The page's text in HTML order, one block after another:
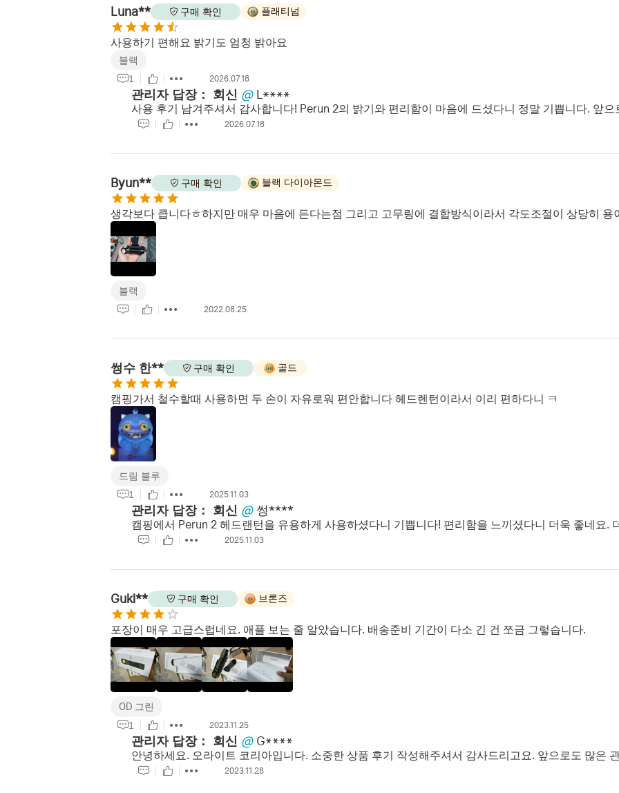
Luna** 구매 확인 플래티넘
사용하기 편해요 밝기도 엄청 밝아요
블랙
1
2026.07.18
관리자 답장： 회신 @ L****
사용 후기 남겨주셔서 감사합니다! Perun 2의 밝기와 편리함이 마음에 드셨다니 정말 기쁩니다. 앞
2026.07.18
Byun** 구매 확인 블랙 다이아몬드
생각보다 큽니다ㅎ하지만 매우 마음에 든다는점 그리고 고무링에 결합방식이라서 각도조절이 상당히 용
블랙
2022.08.25
썽수 한** 구매 확인 골드
캠핑가서 철수할때 사용하면 두 손이 자유로워 편안합니다 헤드렌턴이라서 이리 편하다니 ㅋ
드림 블루
1
2025.11.03
관리자 답장： 회신 @ 썽****
캠핑에서 Perun 2 헤드랜턴을 유용하게 사용하셨다니 기쁩니다! 편리함을 느끼셨다니 더욱 좋네요.
2025.11.03
Guki** 구매 확인 브론즈
포장이 매우 고급스럽네요. 애플 보는 줄 알았습니다. 배송준비 기간이 다소 긴 건 쪼금 그렇습니다.
OD 그린
1
2023.11.25
관리자 답장： 회신 @ G****
안녕하세요. 오라이트 코리아입니다. 소중한 상품 후기 작성해주셔서 감사드리고요. 앞으로도 많은
2023.11.28